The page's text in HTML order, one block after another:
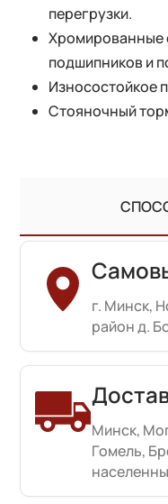
перегрузки.
Хромированные
подшипников и
Износостойкое
Стояночный
г. Минск,
район д.
Минск,
Гомель,